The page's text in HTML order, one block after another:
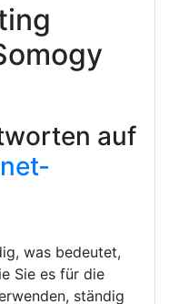
auf
was bedeutet,
Sie es für die
ständig